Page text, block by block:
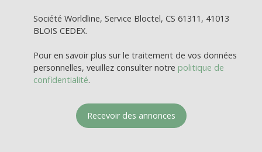
Société Worldline, Service Bloctel, CS 61311, 41013
BLOIS CEDEX.
Pour en savoir plus sur le traitement de vos données
personnelles, veuillez consulter notre politique de
confidentialité.
Recevoir des annonces